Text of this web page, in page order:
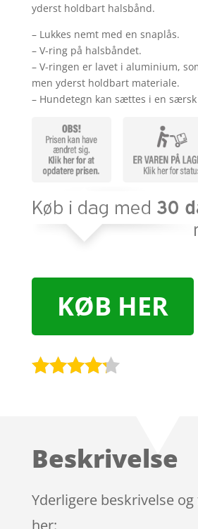
yderst holdbart halsbånd.
– Lukkes nemt med en snaplås.
– V-ring på halsbåndet.
– V-ringen er lavet i aluminium,
men yderst holdbart materiale.
– Hundetegn kan sættes i en
KØB HER
på
mmelser
Beskrivelse
Yderligere beskrivelse
her: